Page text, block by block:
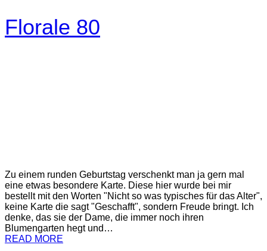
Florale 80
Zu einem runden Geburtstag verschenkt man ja gern mal
eine etwas besondere Karte. Diese hier wurde bei mir
bestellt mit den Worten "Nicht so was typisches für das Alter",
keine Karte die sagt "Geschafft", sondern Freude bringt. Ich
denke, das sie der Dame, die immer noch ihren
Blumengarten hegt und…
READ MORE